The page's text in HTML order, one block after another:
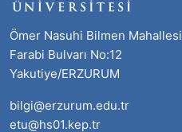
Ömer Nasuhi Bilmen Mahallesi
Farabi Bulvarı No:12
Yakutiye/ERZURUM
bilgi@erzurum.edu.tr
etu@hs01.kep.tr